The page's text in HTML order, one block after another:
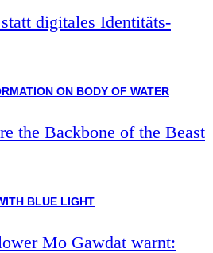
digitales Identitäts-
the Backbone of the Beast
Mo Gawdat warnt: